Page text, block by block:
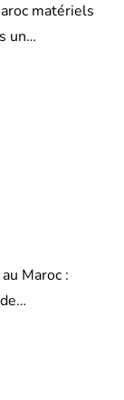
matériels
un…
Maroc :